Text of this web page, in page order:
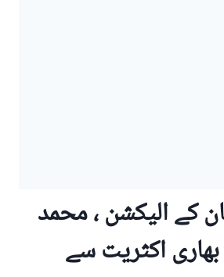
کے الیکشن ، محمد
اکثریت سے